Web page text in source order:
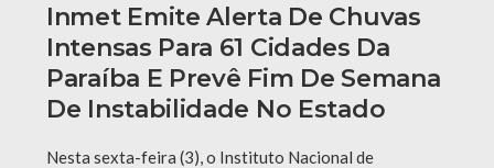
Inmet Emite Alerta De Chuvas
Intensas Para 61 Cidades Da
Paraíba E Prevê Fim De Semana
De Instabilidade No Estado
Nesta sexta-feira (3), o Instituto Nacional de